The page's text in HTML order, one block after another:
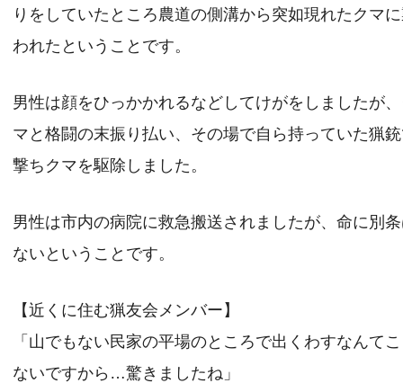
りをしていたところ農道の側溝から突如現れたクマ
われたということです。
男性は顔をひっかかれるなどしてけがをしましたが
マと格闘の末振り払い、その場で自ら持っていた猟
撃ちクマを駆除しました。
男性は市内の病院に救急搬送されましたが、命に別
ないということです。
【近くに住む猟友会メンバー】
「山でもない民家の平場のところで出くわすなんて
ないですから…驚きましたね」